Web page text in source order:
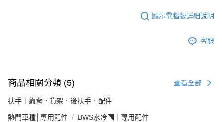
顯示電腦版詳細說明
客服
商品相關分類 (5) 查看全部
扶手｜靠背．貨架．後扶手．配件
熱門車種│專用配件 BWS水冷◥｜專用配件